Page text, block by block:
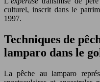
culturel, inscrit dans le
1997.
Techniques de
lamparo dans le
La pêche au lamparo